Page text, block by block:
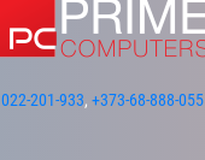
022-201-933, +373-68-888-055